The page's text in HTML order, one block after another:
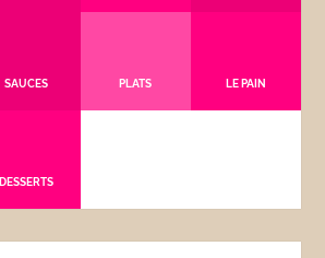
SAUCES PLATS LE PAIN
DESSERTS